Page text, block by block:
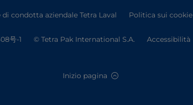
di condotta aziendale Tetra Laval Politica sui cookie
号-1 © Tetra Pak International S.A. Accessibilità
Inizio pagina